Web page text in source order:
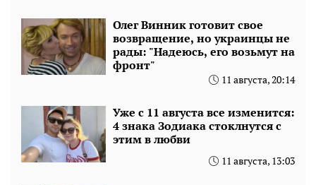
Олег Винник готовит свое
возвращение, но украинцы не
рады: "Надеюсь, его возьмут на
фронт"
11 августа, 20:14
Уже с 11 августа все изменится:
4 знака Зодиака стоклнутся с
этим в любви
11 августа, 13:03